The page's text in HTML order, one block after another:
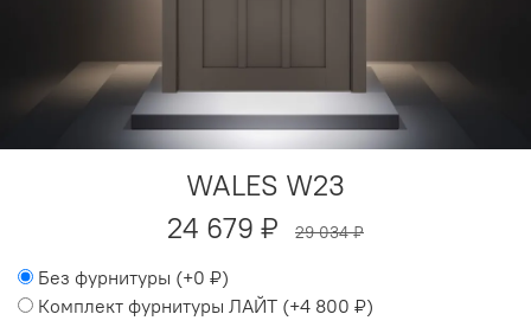
WALES W23
24 679 ₽
29 034 ₽
Без фурнитуры (+0 ₽)
Комплект фурнитуры ЛАЙТ (+4 800 ₽)